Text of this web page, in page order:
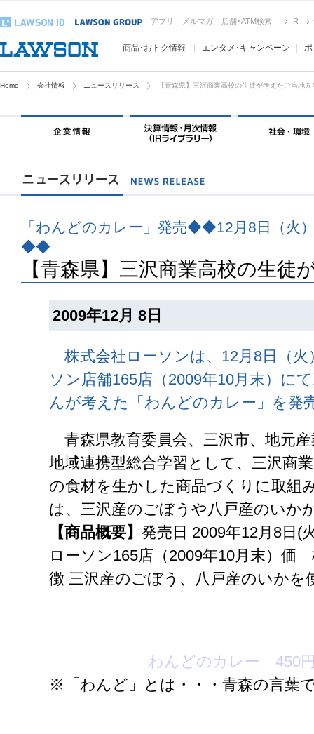
アプリ メルマガ 店舗･ATM検索 IR
商品･おトク情報 エンタメ･キャンペーン
Home 会社情報 ニュースリリース 【青森県】三沢商業高校の生徒が考えたご当地弁
「わんどのカレー」発売◆◆12月8日（火
◆◆
【青森県】三沢商業高校の生徒
2009年12月 8日
株式会社ローソンは、12月8日（火
ソン店舗165店（2009年10月末）に
んが考えた「わんどのカレー」を発
青森県教育委員会、三沢市、地元
地域連携型総合学習として、三沢商
の食材を生かした商品づくりに取組
は、三沢産のごぼうや八戸産のいか
【商品概要】 発売日 2009年12月8日(
ローソン165店（2009年10月末）
徴 三沢産のごぼう、八戸産のいかを
わんどのカレー 450
※「わんど」とは・・・青森の言葉